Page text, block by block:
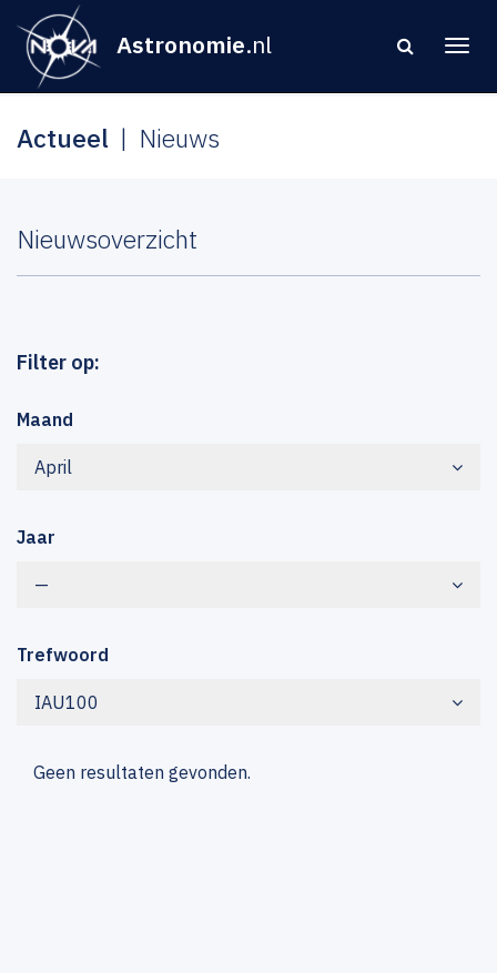
Astronomie.nl
Actueel Nieuws
Nieuwsoverzicht
Filter op:
Maand
April
Jaar
—
Trefwoord
IAU100
Geen resultaten gevonden.